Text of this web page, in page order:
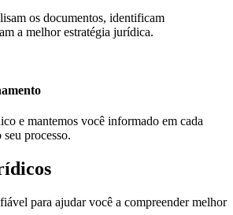
os documentos, identificam
a melhor estratégia jurídica.
e mantemos você informado em cada
processo.
para ajudar você a compreender melhor